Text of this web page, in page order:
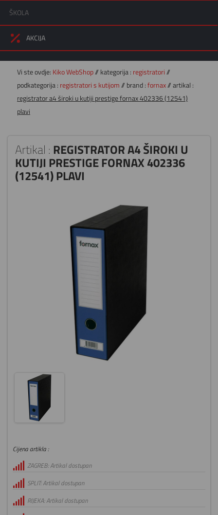
ŠKOLA
AKCIJA
Vi ste ovdje: Kiko WebShop// kategorija : registratori //
podkategorija : registratori s kutijom // brand : fornax// artikal :
registrator a4 široki u kutiji prestige fornax 402336 (12541)
plavi
Artikal : REGISTRATOR A4 ŠIROKI U
KUTIJI PRESTIGE FORNAX 402336
(12541) PLAVI
Cijena artikla :
ZAGREB: Artikal dostupan
SPLIT: Artikal dostupan
RIJEKA: Artikal dostupan